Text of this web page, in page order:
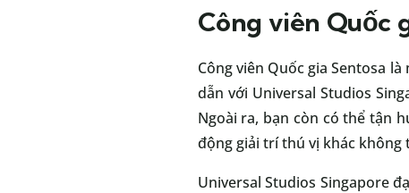
Công viên Quốc
Công viên Quốc gia Sentosa
dẫn với Universal Studios
Ngoài ra, bạn còn có thể tận
động giải trí thú vị khác
Universal Studios Singapore